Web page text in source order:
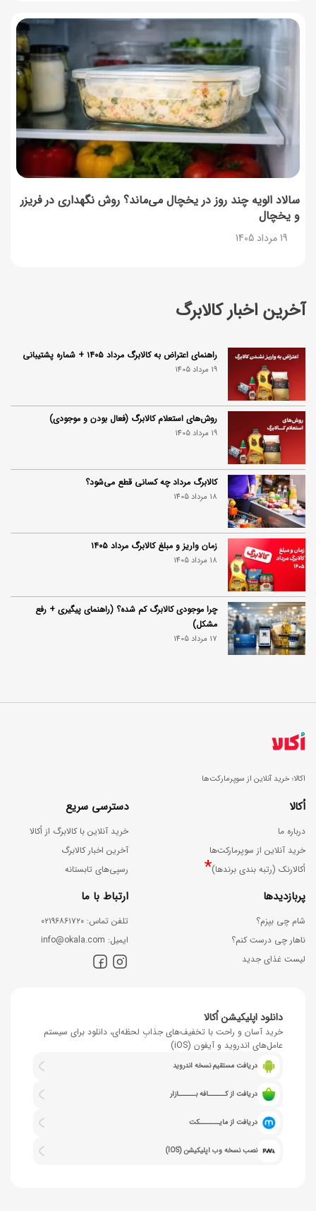
آخرین اخبار کالابرگ
راهنمای اعتراض به کالابرگ مرداد ۱۴۰۵ + شماره پشتیبانی
19 مرداد 1405
روش‌های استعلام کالابرگ (فعال بودن و موجودی)
19 مرداد 1405
کالابرگ مرداد چه کسانی قطع می‌شود؟
18 مرداد 1405
زمان واریز و مبلغ کالابرگ مرداد ۱۴۰۵
18 مرداد 1405
چرا موجودی کالابرگ کم شده؟ (راهنمای پیگیری + رفع
مشکل)
17 مرداد 1405
سالاد الویه چند روز در یخچال می‌ماند؟ روش نگهداری در فریزر
و یخچال
19 مرداد 1405
اکالا؛ خرید آنلاین از سوپرمارکت‌ها
اُکالا
درباره ما
خرید آنلاین از سوپرمارکت‌ها
اُکالارنک (رتبه بندی برندها)*
دسترسی سریع
خرید آنلاین با کالابرگ از اُکالا
آخرین اخبار کالابرگ
رسپی‌های تابستانه
پربازدیدها
شام چی بپزم؟
ناهار چی درست کنم؟
لیست غذای جدید
ارتباط با ما
ﺗﻠﻔﻦ ﺗﻤﺎس: ۰۲۱۹۶۸۶۱۷۲۰
اﯾﻤﯿﻞ: info@okala.com
دانلود اپلیکیشن اُکالا
خرید آسان و راحت با تخفیف‌های جذابِ لحظه‌ای، دانلود برای سیستم
عامل‌های اندروید و آیفون (iOS)
دریافت مستقیم نسخه اندروید
دریافت از کــــــافه بــــــازار
دریافت از مایـــــــکت
نصب نسخه وب اپلیکیشن (IOS)